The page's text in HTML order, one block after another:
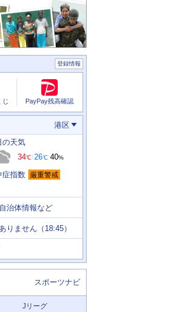
登録情報
じ PayPay残高確認
港区
の天気
34℃ 26℃ 40%
症指数 厳重警戒
治体情報など
りません（18:45）
スポーツナビ
Jリーグ